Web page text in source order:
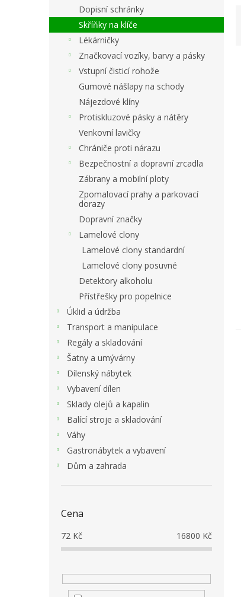
Dopisní schránky
Skříňky na klíče
Lékárničky
Značkovací vozíky, barvy a pásky
Vstupní čisticí rohože
Gumové nášlapy na schody
Nájezdové klíny
Protiskluzové pásky a nátěry
Venkovní lavičky
Chrániče proti nárazu
Bezpečnostní a dopravní zrcadla
Zábrany a mobilní ploty
Zpomalovací prahy a parkovací
dorazy
Dopravní značky
Lamelové clony
Lamelové clony standardní
Lamelové clony posuvné
Detektory alkoholu
Přístřešky pro popelnice
Úklid a údržba
Transport a manipulace
Regály a skladování
Šatny a umývárny
Dílenský nábytek
Vybavení dílen
Sklady olejů a kapalin
Balící stroje a skladování
Váhy
Gastronábytek a vybavení
Dům a zahrada
Cena
72 Kč 16800 Kč